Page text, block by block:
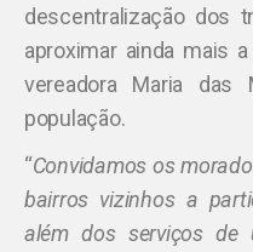
descentralização dos
aproximar ainda mais
vereadora Maria
população.
“Convidamos os
bairros vizinhos a
além dos serviços de